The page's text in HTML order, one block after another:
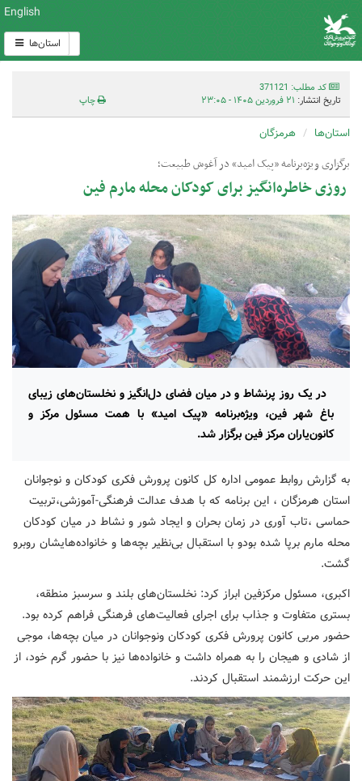
English
استان‌ها
کد مطلب: 371121
تاریخ انتشار: ۲۱ فروردین ۱۴۰۵ - ۲۳:۰۵ چاپ
استان‌ها هرمزگان
برگزاری ویژه‌برنامه «پیک امید» در آغوش طبیعت؛
روزی خاطره‌انگیز برای کودکان محله مارم فین
‌ در یک روز پرنشاط و در میان فضای دل‌انگیز و نخلستان‌های زیبای
باغ شهر فین، ویژه‌برنامه «پیک امید» با همت مسئول مرکز و
کانون‌یاران مرکز فین برگزار شد.
به گزارش روابط عمومی اداره کل کانون پرورش فکری کودکان و نوجوانان
استان هرمزگان ، این برنامه که با هدف عدالت فرهنگی-آموزشی،تربیت
حماسی ،تاب آوری در زمان بحران و ایجاد شور و نشاط در میان کودکان
محله مارم برپا شده بودو با استقبال بی‌نظیر بچه‌ها و خانواده‌هایشان روبرو
گشت.
اکبری، مسئول مرکزفین ابراز کرد: نخلستان‌های بلند و سرسبز منطقه،
بستری متفاوت و جذاب برای اجرای فعالیت‌های فرهنگی فراهم کرده بود.
حضور مربی کانون پرورش فکری کودکان ونوجوانان در میان بچه‌ها، موجی
از شادی و هیجان را به همراه داشت و خانواده‌ها نیز با حضور گرم خود، از
این حرکت ارزشمند استقبال کردند.